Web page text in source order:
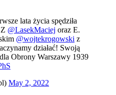
lata życia spędziła
@LasekMaciej oraz E.
@wojtekrogowski z
działać! Swoją
Obrony Warszawy 1939
May 2, 2022